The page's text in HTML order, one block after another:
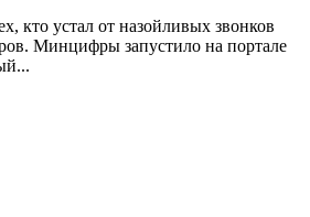
кто устал от назойливых звонков
Минцифры запустило на портале